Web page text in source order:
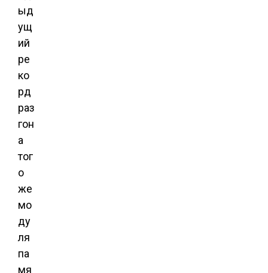
ыд
ущ
ий
ре
ко
рд
раз
гон
а
тог
о
же
мо
ду
ля
па
мя